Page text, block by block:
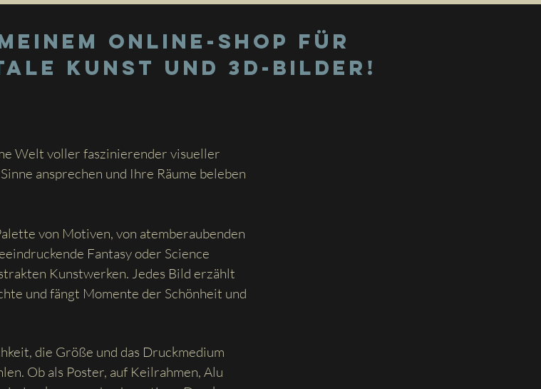
Online-Shop für
Kunst und 3D-Bilder!
Welt voller faszinierender visueller
ansprechen und Ihre Räume beleben
von Motiven, von atemberaubenden
Fantasy oder Science
Kunstwerken. Jedes Bild erzählt
und fängt Momente der Schönheit und
die Größe und das Druckmedium
Ob als Poster, auf Keilrahmen, Alu